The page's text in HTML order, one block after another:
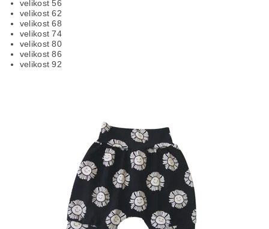
velikost 56
velikost 62
velikost 68
velikost 74
velikost 80
velikost 86
velikost 92